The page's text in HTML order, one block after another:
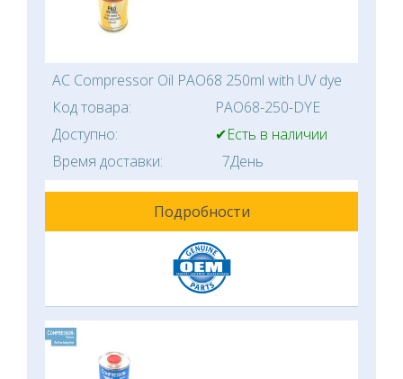
AC Compressor Oil PAO68 250ml with UV dye
Код товара:
PAO68-250-DYE
Доступно:
✔Есть в наличии
Время доставки:
7День
Подробности